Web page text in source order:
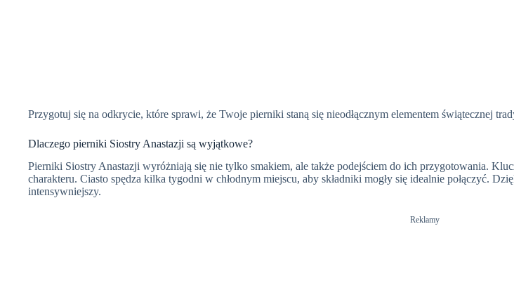
Przygotuj się na odkrycie, które sprawi, że Twoje pierniki staną się nieodłącznym elementem świątecznej
Dlaczego pierniki Siostry Anastazji są wyjątkowe?
Pierniki Siostry Anastazji wyróżniają się nie tylko smakiem, ale także podejściem do ich przygotowania.
charakteru. Ciasto spędza kilka tygodni w chłodnym miejscu, aby składniki mogły się idealnie połączyć.
intensywniejszy.
Reklamy